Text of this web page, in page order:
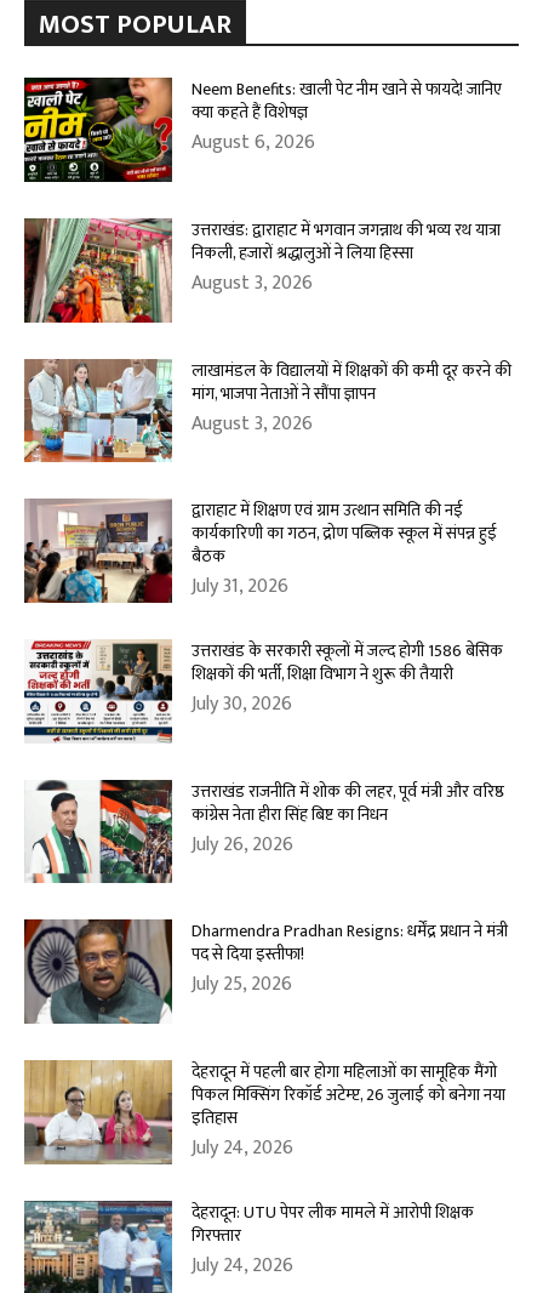
MOST POPULAR
Neem Benefits: खाली पेट नीम खाने से फायदे! जानिए
क्या कहते हैं विशेषज्ञ
August 6, 2026
उत्तराखंड: द्वाराहाट में भगवान जगन्नाथ की भव्य रथ यात्रा
निकली, हजारों श्रद्धालुओं ने लिया हिस्सा
August 3, 2026
लाखामंडल के विद्यालयों में शिक्षकों की कमी दूर करने की
मांग, भाजपा नेताओं ने सौंपा ज्ञापन
August 3, 2026
द्वाराहाट में शिक्षण एवं ग्राम उत्थान समिति की नई
कार्यकारिणी का गठन, द्रोण पब्लिक स्कूल में संपन्न हुई
बैठक
July 31, 2026
उत्तराखंड के सरकारी स्कूलों में जल्द होगी 1586 बेसिक
शिक्षकों की भर्ती, शिक्षा विभाग ने शुरू की तैयारी
July 30, 2026
उत्तराखंड राजनीति में शोक की लहर, पूर्व मंत्री और वरिष्ठ
कांग्रेस नेता हीरा सिंह बिष्ट का निधन
July 26, 2026
Dharmendra Pradhan Resigns: धर्मेंद्र प्रधान ने मंत्री
पद से दिया इस्तीफा!
July 25, 2026
देहरादून में पहली बार होगा महिलाओं का सामूहिक मैंगो
पिकल मिक्सिंग रिकॉर्ड अटेम्प्ट, 26 जुलाई को बनेगा नया
इतिहास
July 24, 2026
देहरादून: UTU पेपर लीक मामले में आरोपी शिक्षक
गिरफ्तार
July 24, 2026